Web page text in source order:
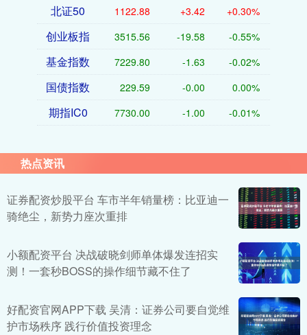
北证50 1122.88 +3.42 +0.30%
创业板指 3515.56 -19.58 -0.55%
基金指数 7229.80 -1.63 -0.02%
国债指数 229.59 -0.00 0.00%
期指IC0 7730.00 -1.00 -0.01%
热点资讯
证券配资炒股平台 车市半年销量榜：比亚迪一
骑绝尘，新势力座次重排
小额配资平台 决战破晓剑师单体爆发连招实
测！一套秒BOSS的操作细节藏不住了
好配资官网APP下载 吴清：证券公司要自觉维
护市场秩序 践行价值投资理念